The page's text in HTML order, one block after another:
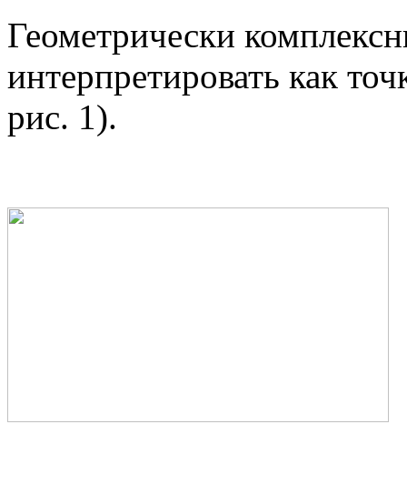
Геометрически
интерпретировать как
рис. 1).